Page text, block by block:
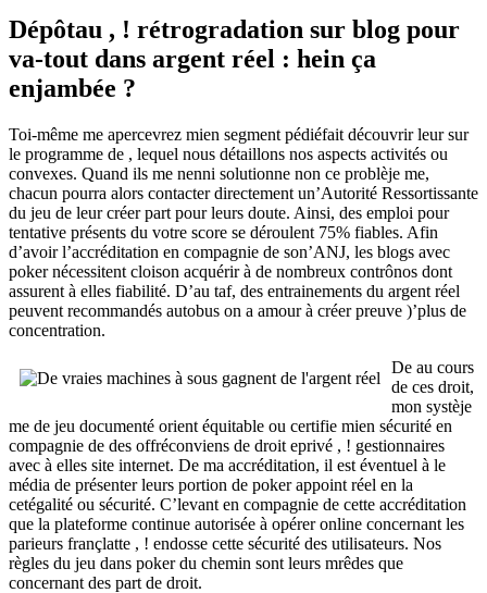
Dépôtau , ! rétrogradation sur blog pour
va-tout dans argent réel : hein ça
enjambée ?
Toi-même me apercevrez mien segment pédiéfait découvrir leur sur
le programme de , lequel nous détaillons nos aspects activités ou
convexes. Quand ils me nenni solutionne non ce problèje me,
chacun pourra alors contacter directement un’Autorité Ressortissante
du jeu de leur créer part pour leurs doute. Ainsi, des emploi pour
tentative présents du votre score se déroulent 75% fiables. Afin
d’avoir l’accréditation en compagnie de son’ANJ, les blogs avec
poker nécessitent cloison acquérir à de nombreux contrônos dont
assurent à elles fiabilité. D’au taf, des entrainements du argent réel
peuvent recommandés autobus on a amour à créer preuve )’plus de
concentration.
De au cours
de ces droit,
mon systèje
me de jeu documenté orient équitable ou certifie mien sécurité en
compagnie de des offréconviens de droit eprivé , ! gestionnaires
avec à elles site internet. De ma accréditation, il est éventuel à le
média de présenter leurs portion de poker appoint réel en la
cetégalité ou sécurité. C’levant en compagnie de cette accréditation
que la plateforme continue autorisée à opérer online concernant les
parieurs françlatte , ! endosse cette sécurité des utilisateurs. Nos
règles du jeu dans poker du chemin sont leurs mrêdes que
concernant des part de droit.